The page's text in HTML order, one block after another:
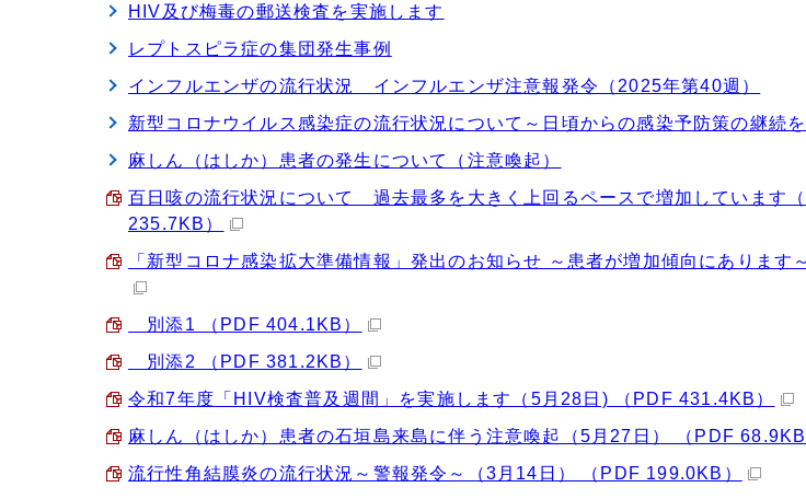
HIV及び梅毒の郵送検査を実施します
レプトスピラ症の集団発生事例
インフルエンザの流行状況 インフルエンザ注意報発令（2025年第40週）
新型コロナウイルス感染症の流行状況について～日頃からの感染予防策の継続
麻しん（はしか）患者の発生について（注意喚起）
百日咳の流行状況について 過去最多を大きく上回るペースで増加しています
235.7KB）
「新型コロナ感染拡大準備情報」発出のお知らせ ～患者が増加傾向にあります
別添1 （PDF 404.1KB）
別添2 （PDF 381.2KB）
令和7年度「HIV検査普及週間」を実施します（5月28日) （PDF 431.4KB）
麻しん（はしか）患者の石垣島来島に伴う注意喚起（5月27日） （PDF 68.9KB
流行性角結膜炎の流行状況～警報発令～（3月14日） （PDF 199.0KB）